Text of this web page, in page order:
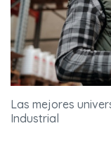
Las mejores
Industrial